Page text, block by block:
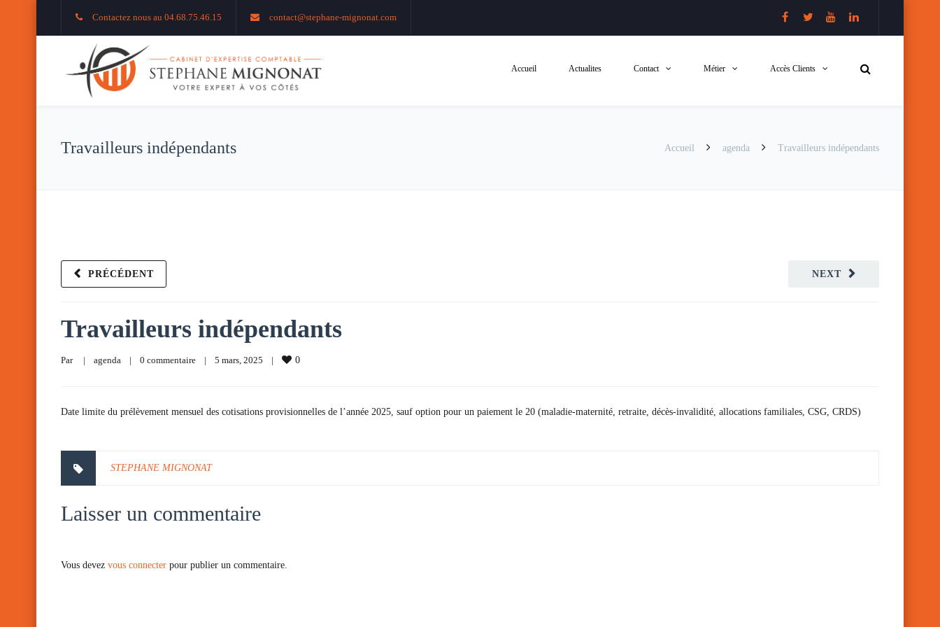
Contactez nous au 04.68.75.46.15 contact@stephane-mignonat.com
Accueil Actualites Contact Métier Accès Clients
Travailleurs indépendants Accueil agenda Travailleurs indépendants
NEXT
PRÉCÉDENT
Travailleurs indépendants
Par | agenda | 0 commentaire | 5 mars, 2025 | 0
Date limite du prélèvement mensuel des cotisations provisionnelles de l’année 2025, sauf option pour un paiement le 20 (maladie-maternité, retraite, décès-invalidité, allocations familiales, CSG, CRDS)
STEPHANE MIGNONAT
Laisser un commentaire
Vous devez vous connecter pour publier un commentaire.